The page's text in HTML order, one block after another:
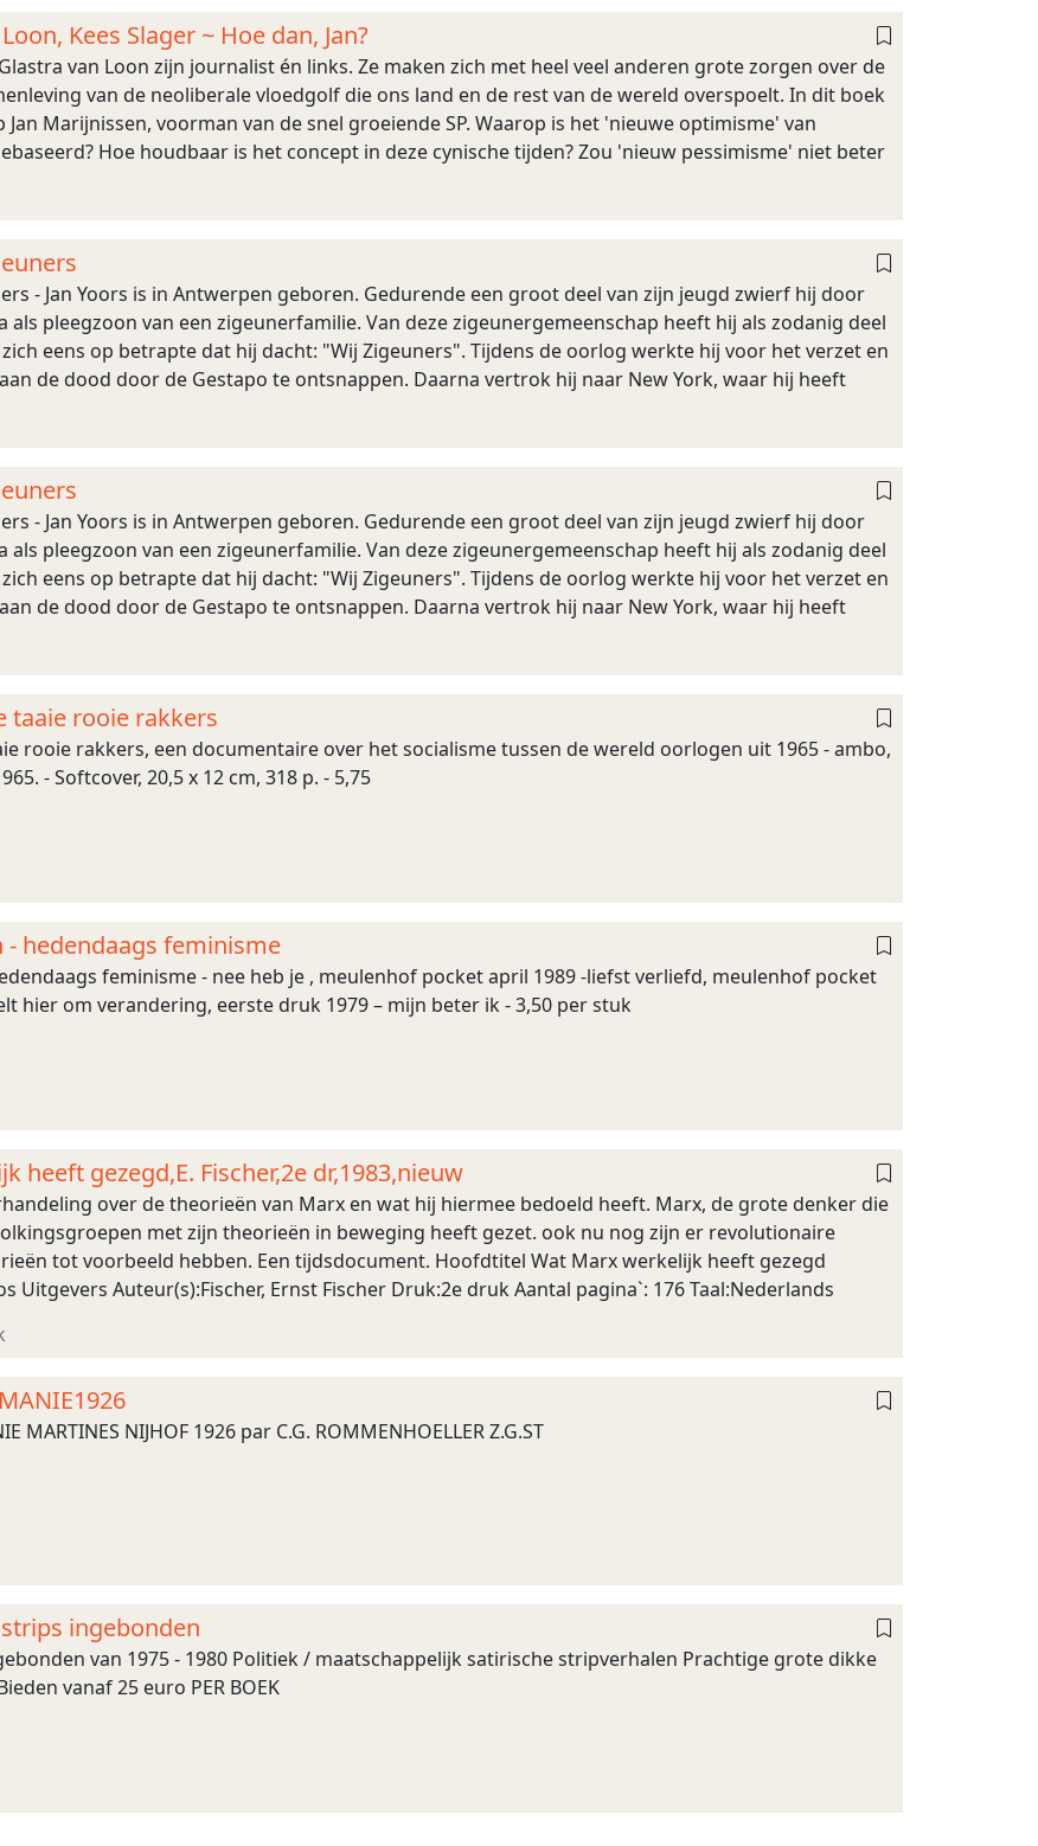
Kees Slager ~ Hoe dan, Jan?
van Loon zijn journalist én links. Ze maken zich met heel veel anderen grote zorgen over de
van de neoliberale vloedgolf die ons land en de rest van de wereld overspoelt. In dit boek
Marijnissen, voorman van de snel groeiende SP. Waarop is het 'nieuwe optimisme' van
Hoe houdbaar is het concept in deze cynische tijden? Zou 'nieuw pessimisme' niet beter
- Jan Yoors is in Antwerpen geboren. Gedurende een groot deel van zijn jeugd zwierf hij door
als pleegzoon van een zigeunerfamilie. Van deze zigeunergemeenschap heeft hij als zodanig deel
eens op betrapte dat hij dacht: "Wij Zigeuners". Tijdens de oorlog werkte hij voor het verzet en
de dood door de Gestapo te ontsnappen. Daarna vertrok hij naar New York, waar hij heeft
- Jan Yoors is in Antwerpen geboren. Gedurende een groot deel van zijn jeugd zwierf hij door
als pleegzoon van een zigeunerfamilie. Van deze zigeunergemeenschap heeft hij als zodanig deel
eens op betrapte dat hij dacht: "Wij Zigeuners". Tijdens de oorlog werkte hij voor het verzet en
de dood door de Gestapo te ontsnappen. Daarna vertrok hij naar New York, waar hij heeft
taaie rooie rakkers
rooie rakkers, een documentaire over het socialisme tussen de wereld oorlogen uit 1965 - ambo,
- Softcover, 20,5 x 12 cm, 318 p. - 5,75
- hedendaags feminisme
feminisme - nee heb je , meulenhof pocket april 1989 -liefst verliefd, meulenhof pocket
hier om verandering, eerste druk 1979 – mijn beter ik - 3,50 per stuk
heeft gezegd,E. Fischer,2e dr,1983,nieuw
over de theorieën van Marx en wat hij hiermee bedoeld heeft. Marx, de grote denker die
met zijn theorieën in beweging heeft gezet. ook nu nog zijn er revolutionaire
tot voorbeeld hebben. Een tijdsdocument. Hoofdtitel Wat Marx werkelijk heeft gezegd
Uitgevers Auteur(s):Fischer, Ernst Fischer Druk:2e druk Aantal pagina`: 176 Taal:Nederlands
MARTINES NIJHOF 1926 par C.G. ROMMENHOELLER Z.G.ST
strips ingebonden
van 1975 - 1980 Politiek / maatschappelijk satirische stripverhalen Prachtige grote dikke
vanaf 25 euro PER BOEK